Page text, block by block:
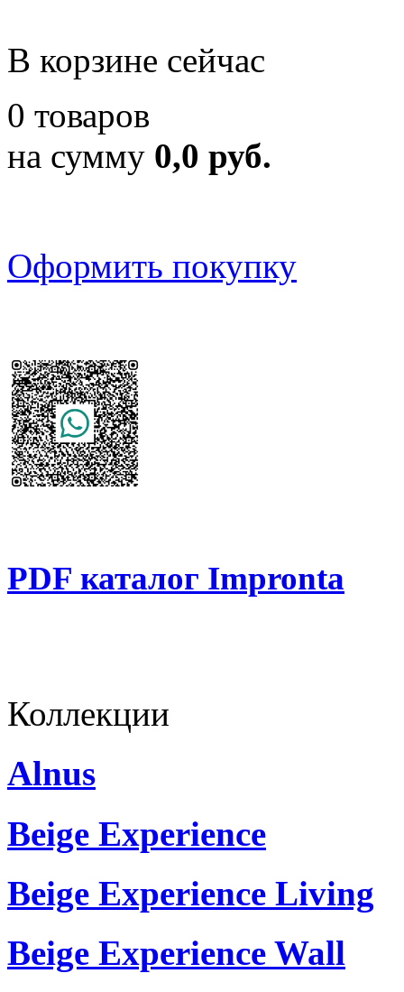
В корзине сейчас
0 товаров
на сумму 0,0 руб.
Оформить покупку
PDF каталог Impronta
Коллекции
Alnus
Beige Experience
Beige Experience Living
Beige Experience Wall